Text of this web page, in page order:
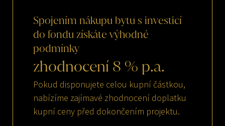
Spojením nákupu bytus investicí
do fonduzískáte výhodné
podmínky
zhodnocení 8 % p.a.
Pokud disponujete celou kupní částkou,
nabízíme zajímavé zhodnocení doplatku
kupní ceny před dokončením projektu.